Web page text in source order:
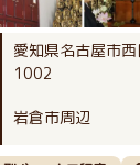
愛知県名古屋市
1002
岩倉市周辺